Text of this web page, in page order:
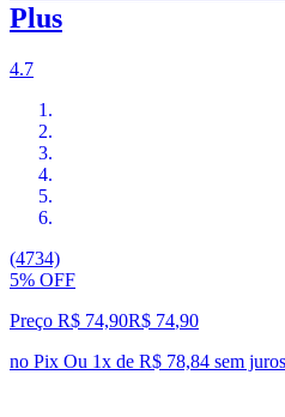
Plus
4.7
(4734)
5% OFF
Preço R$ 74,90R$ 74,90
no Pix Ou 1x de R$ 78,84 sem juros